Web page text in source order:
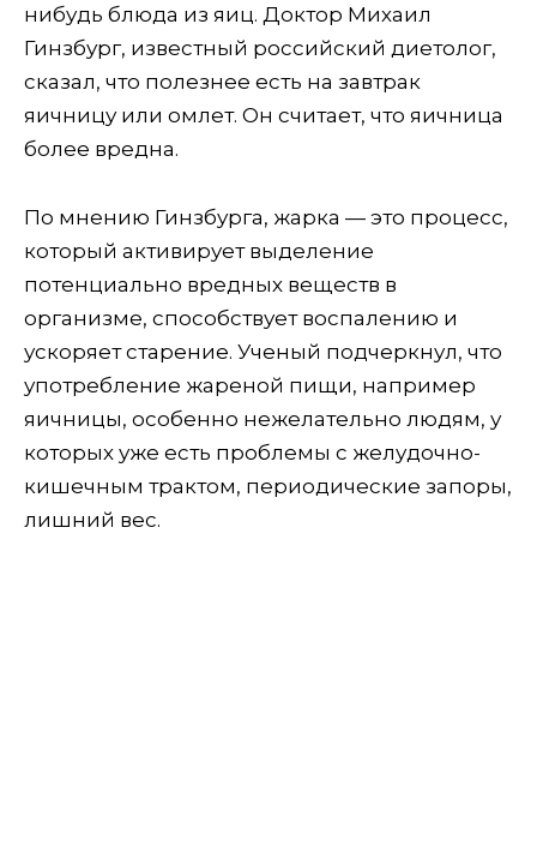
нибудь блюда из яиц. Доктор Михаил
Гинзбург, известный российский диетолог,
сказал, что полезнее есть на завтрак
яичницу или омлет. Он считает, что яичница
более вредна.
По мнению Гинзбурга, жарка — это процесс,
который активирует выделение
потенциально вредных веществ в
организме, способствует воспалению и
ускоряет старение. Ученый подчеркнул, что
употребление жареной пищи, например
яичницы, особенно нежелательно людям, у
которых уже есть проблемы с желудочно-
кишечным трактом, периодические запоры,
лишний вес.